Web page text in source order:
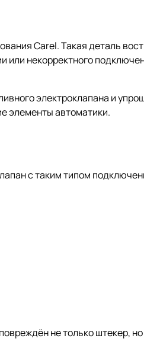
Carel. Такая деталь
или некорректного
электроклапана и
элементы автоматики.
с таким типом
не только штекер,